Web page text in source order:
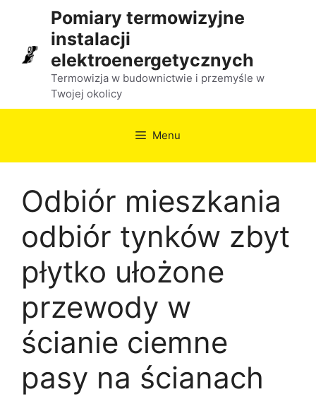
treści
Pomiary termowizyjne
instalacji
elektroenergetycznych
Termowizja w budownictwie i przemyśle w
Twojej okolicy
Menu
Odbiór mieszkania
odbiór tynków zbyt
płytko ułożone
przewody w
ścianie ciemne
pasy na ścianach